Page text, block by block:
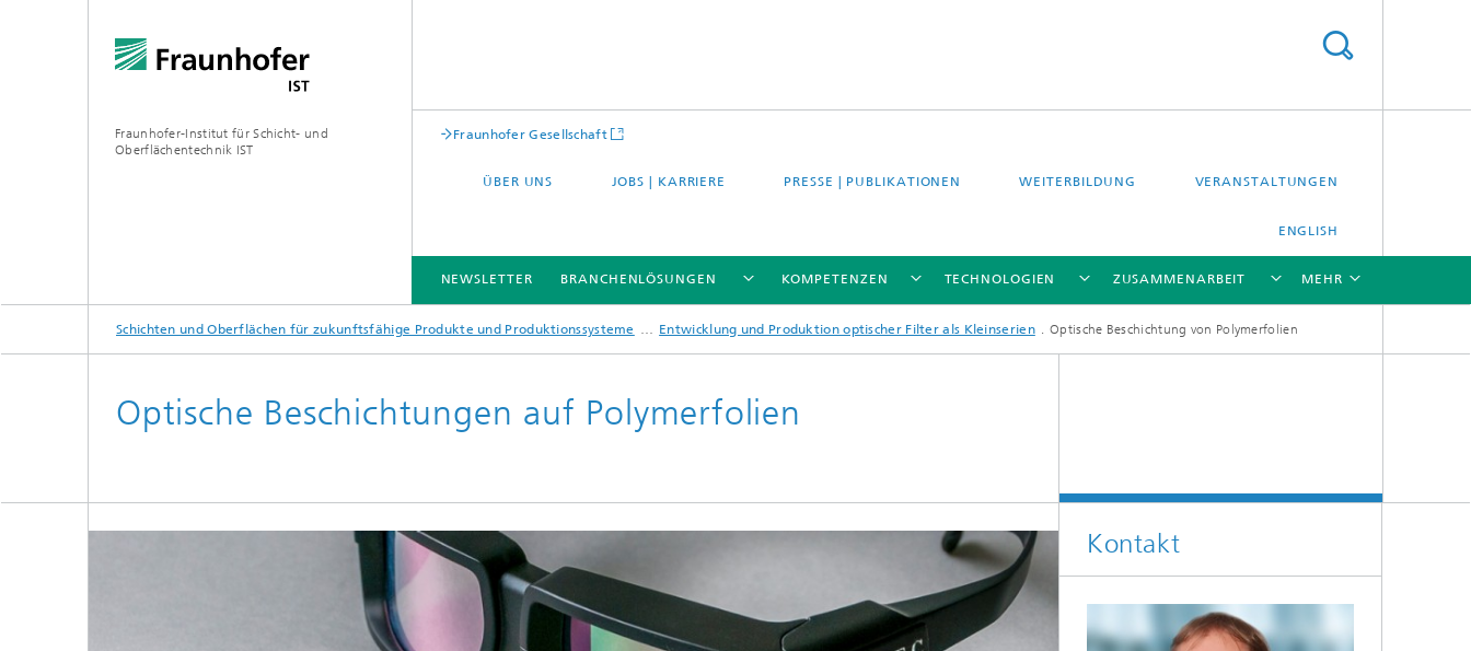
Fraunhofer-Institut für Schicht- und
Oberflächentechnik IST
Fraunhofer Gesellschaft
ÜBER UNS JOBS | KARRIERE PRESSE | PUBLIKATIONEN WEITERBILDUNG VERANSTALTUNGEN
ENGLISH
NEWSLETTER BRANCHENLÖSUNGEN
BRANCHENLÖSUNGEN
KOMPETENZEN
KOMPETENZEN
TECHNOLOGIEN
TECHNOLOGIEN
ZUSAMMENARBEIT
ZUSAMMENARBEIT
MEHR
Schichten und Oberflächen für zukunftsfähige Produkte und Produktionssysteme Entwicklung und Produktion optischer Filter als Kleinserien Optische Beschichtung von Polymerfolien
Optische Beschichtungen auf Polymerfolien
Kontakt